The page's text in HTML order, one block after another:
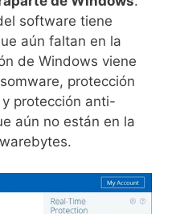
software tiene
aún faltan en la
de Windows viene
protección
protección anti-
aún no están en la